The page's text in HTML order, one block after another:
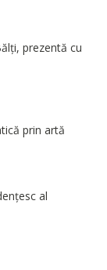
prezentă cu
prin artă
al